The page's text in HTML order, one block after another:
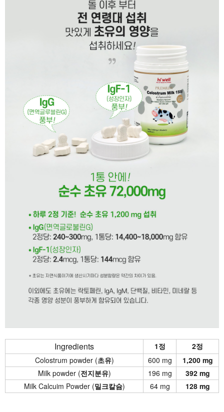
Ingredients 1정
2정
Colostrum powder (초유) 600 mg
1,200 mg
Milk powder (전지분유) 196 mg
392 mg
Milk Calcuim Powder (밀크칼슘) 64 mg 128 mg